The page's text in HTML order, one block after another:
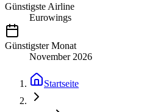
Günstigste Airline
Eurowings
Günstigster Monat
November 2026
Startseite